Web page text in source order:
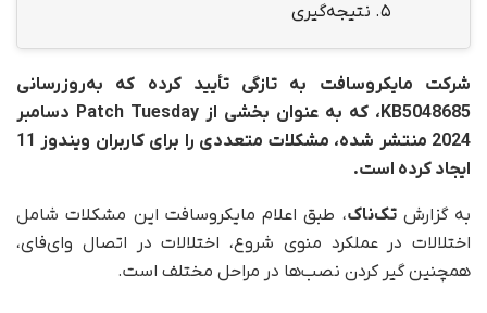
5. نتیجه‌گیری
شرکت مایکروسافت به تازگی تأیید کرده که به‌روزرسانی
KB5048685، که به‌ عنوان بخشی از Patch Tuesday دسامبر
2024 منتشر شده، مشکلات متعددی را برای کاربران ویندوز 11
ایجاد کرده است.
به گزارشتک‌ناک، طبق اعلام مایکروسافت این مشکلات شامل
اختلالات در عملکرد منوی شروع، اختلالات در اتصال وای‌فای،
همچنین گیر کردن نصب‌ها در مراحل مختلف است.